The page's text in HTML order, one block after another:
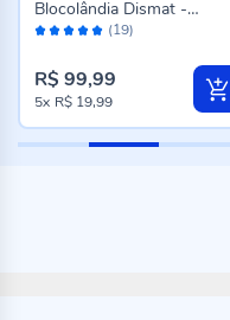
Avaliação: (19)
Blocolândia Dismat -
MK380
R$ 99,99
5x R$ 19,99